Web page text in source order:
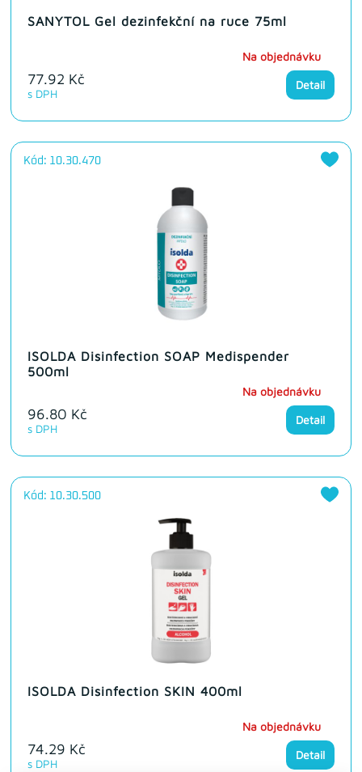
SANYTOL Gel dezinfekční na ruce 75ml
77.92 Kč
s DPH
Na objednávku
Detail
Kód: 10.30.470
ISOLDA Disinfection SOAP Medispender
500ml
96.80 Kč
s DPH
Na objednávku
Detail
Kód: 10.30.500
ISOLDA Disinfection SKIN 400ml
74.29 Kč
s DPH
Na objednávku
Detail